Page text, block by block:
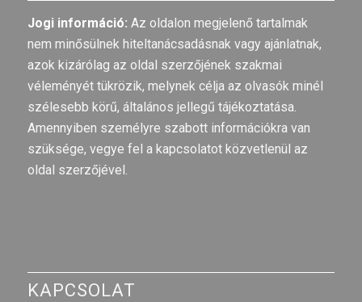
Jogi információ: Az oldalon megjelenő tartalmak
nem minősülnek hiteltanácsadásnak vagy ajánlatnak,
azok kizárólag az oldal szerzőjének szakmai
véleményét tükrözik, melynek célja az olvasók minél
szélesebb körű, általános jellegű tájékoztatása.
Amennyiben személyre szabott információkra van
szüksége, vegye fel a kapcsolatot közvetlenül az
oldal szerzőjével.
KAPCSOLAT